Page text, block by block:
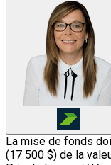
La mise de fonds
(17 500 $) de la